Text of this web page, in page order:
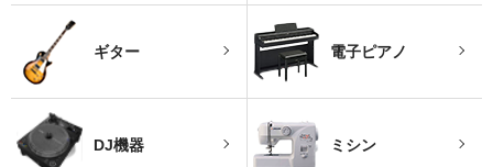
ギター 電子ピアノ
DJ機器 ミシン